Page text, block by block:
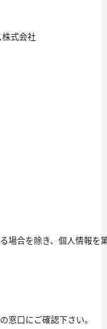
式会社
場合を除き、個人情報を
窓口にご確認下さい。